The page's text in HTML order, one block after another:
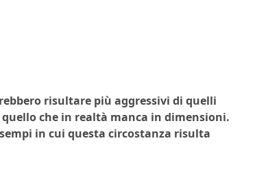
risultare più aggressivi di quelli
quello che in realtà manca in dimensioni.
in cui questa circostanza risulta